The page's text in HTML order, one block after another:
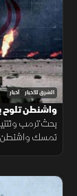
الشرق للأخبار أخبار
واشنطن تلوح
بحث ترمب
تمسك واشنطن